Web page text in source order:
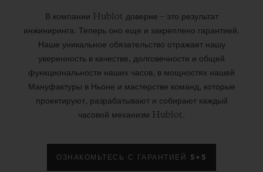
В компании Hublot доверие – это результат
инжиниринга. Теперь оно еще и закреплено гарантией.
Наше уникальное обязательство отражает нашу
уверенность в качестве, долговечности и общей
функциональности наших часов, в мощностях нашей
Мануфактуры в Ньоне и мастерстве команд, которые
проектируют, разрабатывают и собирают каждый
часовой механизм Hublot.
ОЗНАКОМЬТЕСЬ С ГАРАНТИЕЙ 5+5